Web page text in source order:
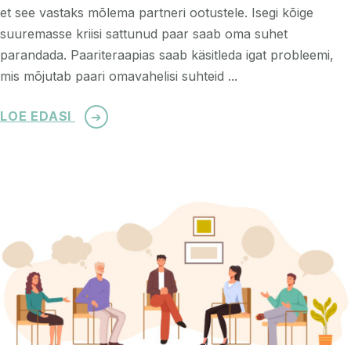
et see vastaks mõlema partneri ootustele. Isegi kõige
suuremasse kriisi sattunud paar saab oma suhet
parandada. Paariteraapias saab käsitleda igat probleemi,
mis mõjutab paari omavahelisi suhteid ...
LOE EDASI